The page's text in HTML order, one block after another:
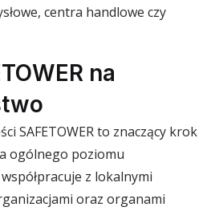
centra handlowe czy
na
SAFETOWER to znaczący krok
ogólnego poziomu
z lokalnymi
oraz organami